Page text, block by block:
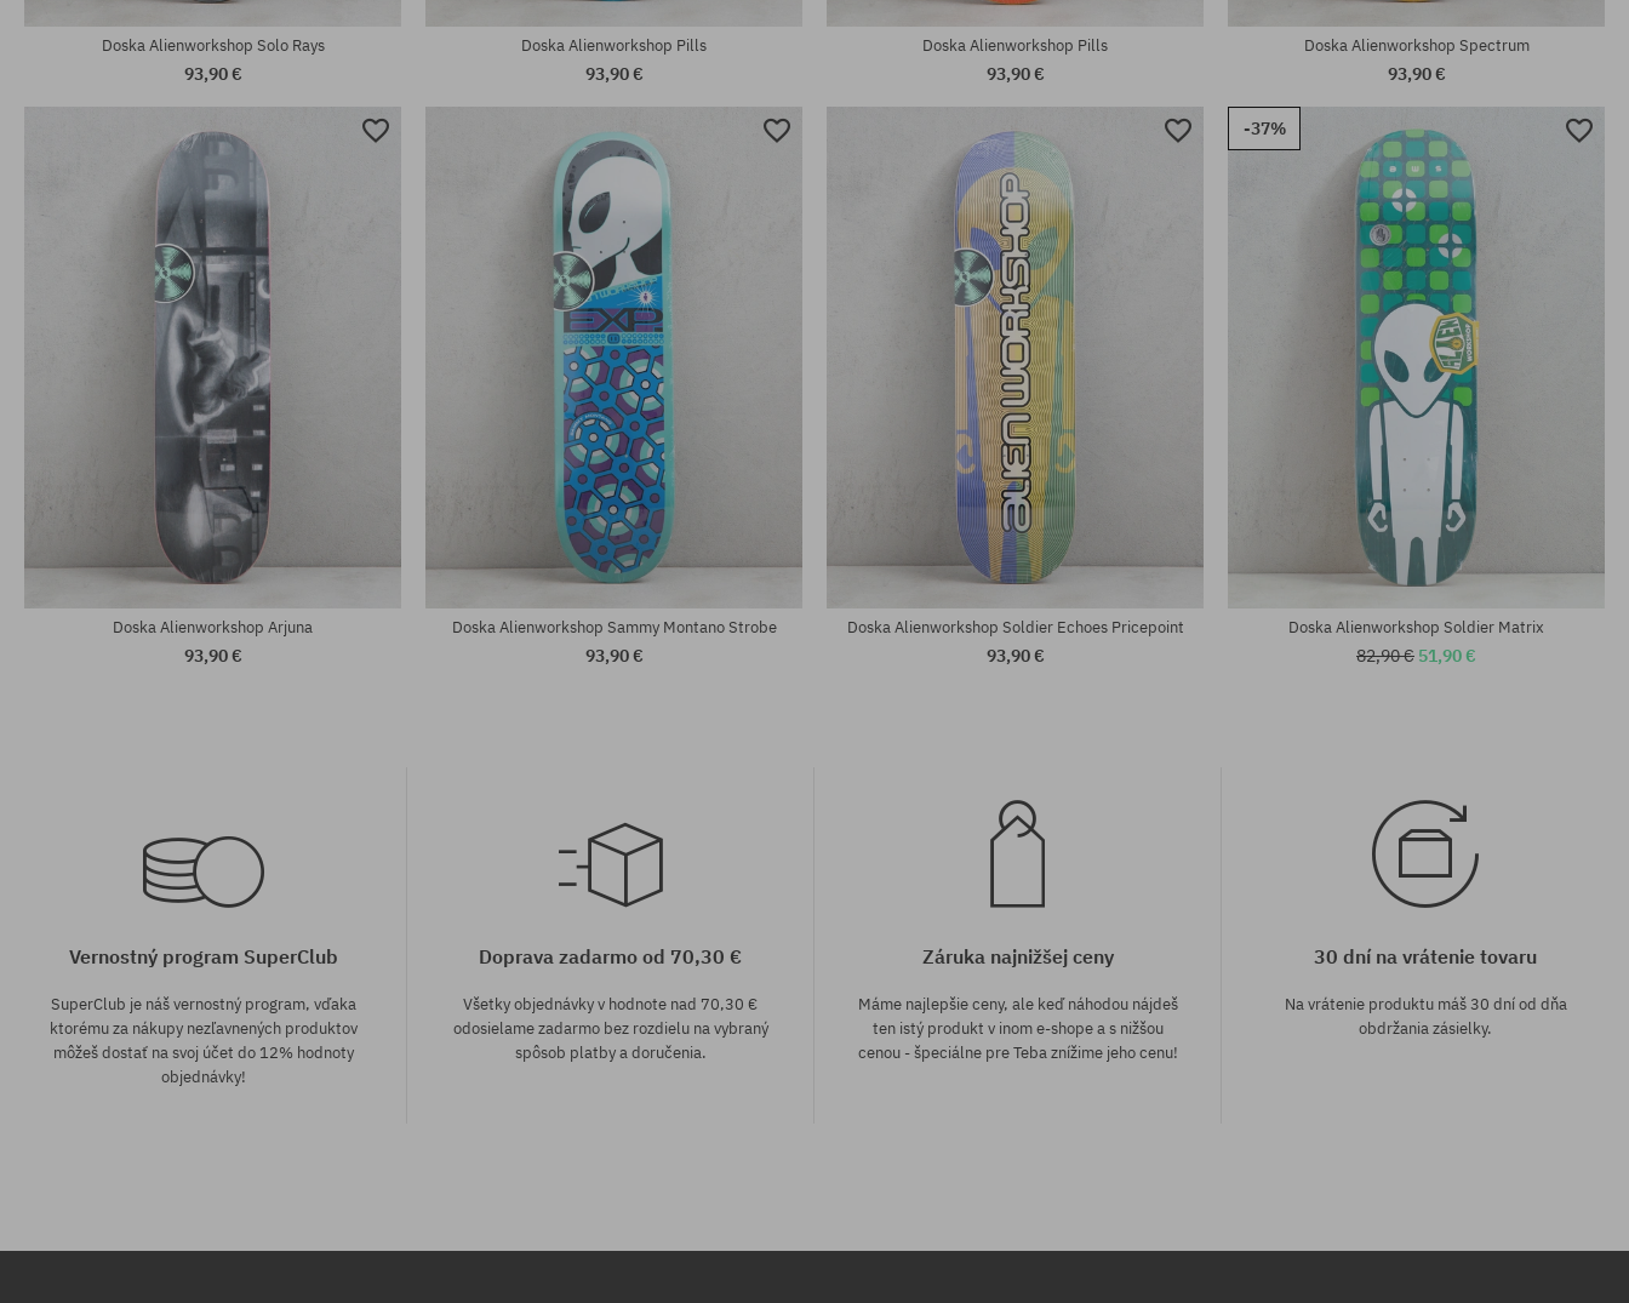
Dostupné veľkosti:
Doska Alienworkshop Solo Rays
93,90 €
Dostupné veľkosti:
Doska Alienworkshop Pills
93,90 €
Dostupné veľkosti:
Doska Alienworkshop Pills
93,90 €
Dostupné veľkosti:
Doska Alienworkshop Spectrum
93,90 €
Doska Alienworkshop Arjuna
93,90 €
Doska Alienworkshop Sammy Montano Strobe
93,90 €
Doska Alienworkshop Soldier Echoes Pricepoint
93,90 €
-37%
Doska Alienworkshop Soldier Matrix
82,90 € 51,90 €
Vernostný program SuperClub
SuperClub je náš vernostný program, vďaka
ktorému za nákupy nezľavnených produktov
môžeš dostať na svoj účet do 12% hodnoty
objednávky!
Doprava zadarmo od 70,30 €
Všetky objednávky v hodnote nad 70,30 €
odosielame zadarmo bez rozdielu na vybraný
spôsob platby a doručenia.
Záruka najnižšej ceny
Máme najlepšie ceny, ale keď náhodou nájdeš
ten istý produkt v inom e-shope a s nižšou
cenou - špeciálne pre Teba znížime jeho cenu!
30 dní na vrátenie tovaru
Na vrátenie produktu máš 30 dní od dňa
obdržania zásielky.